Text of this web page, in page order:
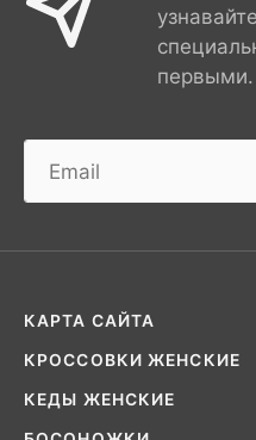
первыми.
КАРТА САЙТА
КРОССОВКИ ЖЕНСКИЕ
КЕДЫ ЖЕНСКИЕ